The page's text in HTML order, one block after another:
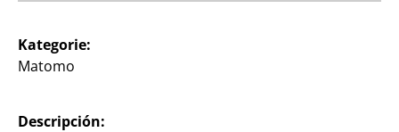
Kategorie:
Matomo
Descripción: